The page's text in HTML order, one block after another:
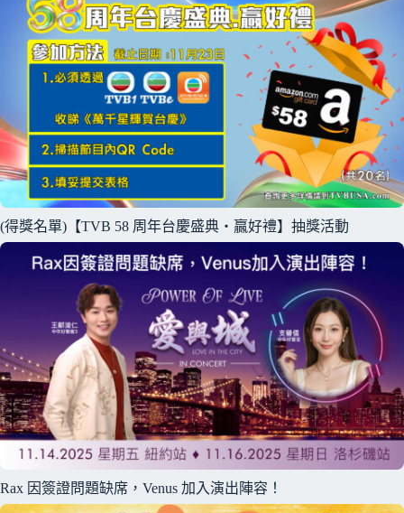
(得獎名單)【TVB 58 周年台慶盛典・贏好禮】抽獎活動
Rax 因簽證問題缺席，Venus 加入演出陣容！